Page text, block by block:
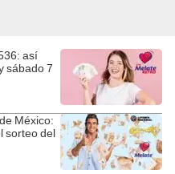
así
sábado 7
México:
sorteo del